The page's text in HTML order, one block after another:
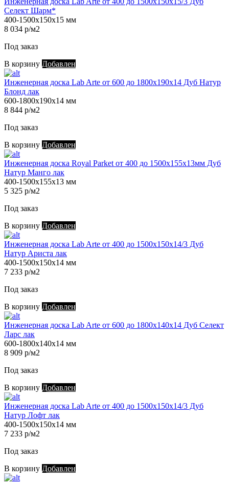
Селект Шарм*
400-1500х150х15 мм
8 034 р/м2
Под заказ
В корзину Добавлен
Инженерная доска Lab Arte от 600 до 1800х190х14 Дуб Натур
Блонд лак
600-1800х190х14 мм
8 844 р/м2
Под заказ
В корзину Добавлен
Инженерная доска Royal Parket от 400 до 1500х155х13мм Дуб
Натур Манго лак
400-1500х155х13 мм
5 325 р/м2
Под заказ
В корзину Добавлен
Инженерная доска Lab Arte от 400 до 1500х150х14/3 Дуб
Натур Ариста лак
400-1500х150х14 мм
7 233 р/м2
Под заказ
В корзину Добавлен
Инженерная доска Lab Arte от 600 до 1800х140х14 Дуб Селект
Ларс лак
600-1800х140х14 мм
8 909 р/м2
Под заказ
В корзину Добавлен
Инженерная доска Lab Arte от 400 до 1500х150х14/3 Дуб
Натур Лофт лак
400-1500х150х14 мм
7 233 р/м2
Под заказ
В корзину Добавлен